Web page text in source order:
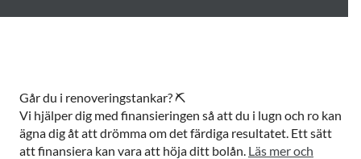
Går du i renoveringstankar? ⛏️
Vi hjälper dig med finansieringen så att du i lugn och ro kan
ägna dig åt att drömma om det färdiga resultatet. Ett sätt
att finansiera kan vara att höja ditt bolån. Läs mer och